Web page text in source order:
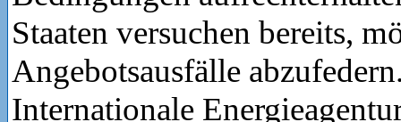
Staaten versuchen bereits,
Angebotsausfälle
Internationale